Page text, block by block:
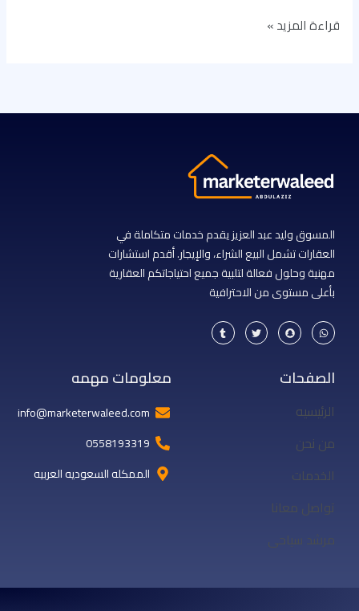
قراءة المزيد »
المسوق وليد عبد العزيز يقدم خدمات متكاملة في
العقارات تشمل البيع الشراء، والإيجار. أقدم استشارات
مهنية وحلول فعالة لتلبية جميع احتياجاتكم العقارية
بأعلى مستوى من الاحترافية
W
h
a
a
p
S
n
a
h
a
T
w
i
T
u
m
الصفحات
الرئيسيه
من نحن
الخدمات
تواصل معانا
مرشد سياحى
معلومات مهمه
info@marketerwaleed.com
0558193319
الممكله السعوديه العربيه